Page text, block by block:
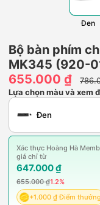
Đen
Bộ bàn phím
MK345 (920-
655.000 ₫
Lựa chọn màu và xem
Đen
Xác thực Hoàng Hà
giá chỉ từ
647.000 ₫
655.000 ₫1.2%
+1.000 ₫ Điểm thưởng